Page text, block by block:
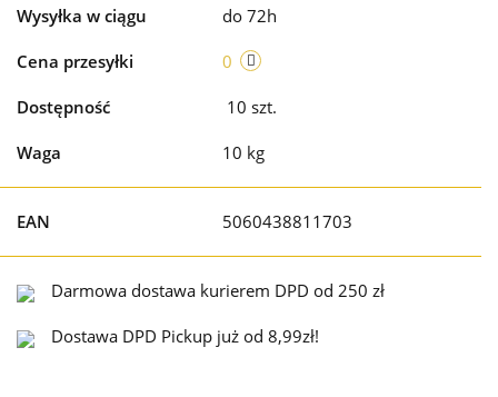
Wysyłka w ciągu do 72h
Cena przesyłki 0
Dostępność 10 szt.
Waga 10 kg
EAN 5060438811703
Darmowa dostawa kurierem DPD od 250 zł
Dostawa DPD Pickup już od 8,99zł!